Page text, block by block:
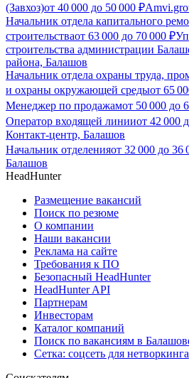
(Завхоз)от 40 000 до 50 000 ₽
Начальник отдела капитального
строительстваот 63 000 до 70 000 ₽
строительства администрации
района, Балашов
Начальник отдела охраны труда,
и охраны окружающей средыот 65
Менеджер по продажамот 50 000 до
Оператор входящей линииот 42 000
Контакт-центр, Балашов
Начальник отделенияот 32 000 до 36
Балашов
HeadHunter
Размещение вакансий
Поиск по резюме
О компании
Наши вакансии
Реклама на сайте
Требования к ПО
Безопасный HeadHunter
HeadHunter API
Партнерам
Инвесторам
Каталог компаний
Поиск по вакансиям в
Сетка: соцсеть для нетворкинга